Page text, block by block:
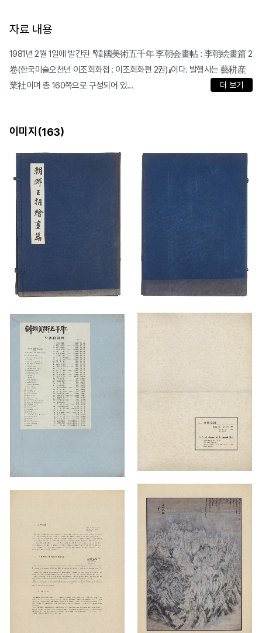
자료 내용
1981년 2월 1일에 발간된 『韓國美術五千年 李朝会畫帖 : 李朝絵畫篇 2
卷(한국미술오천년 이조회화첩 : 이조회화편 2권)』이다. 발행사는 藝耕産
業社이며 총 160쪽으로 구성되어 있...
더 보기
이미지(163)